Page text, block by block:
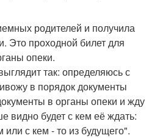
родителей и получила
Это проходной билет для
опеки.
так: определяюсь с
в порядок документы
в органы опеки и жду
видно будет с кем её ждать:
с кем - то из будущего".